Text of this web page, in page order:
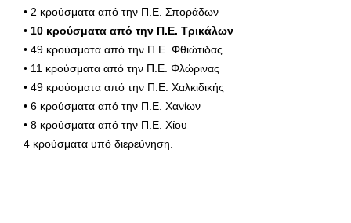
• 2 κρούσματα από την Π.Ε. Σποράδων
• 10 κρούσματα από την Π.Ε. Τρικάλων
• 49 κρούσματα από την Π.Ε. Φθιώτιδας
• 11 κρούσματα από την Π.Ε. Φλώρινας
• 49 κρούσματα από την Π.Ε. Χαλκιδικής
• 6 κρούσματα από την Π.Ε. Χανίων
• 8 κρούσματα από την Π.Ε. Χίου
4 κρούσματα υπό διερεύνηση.